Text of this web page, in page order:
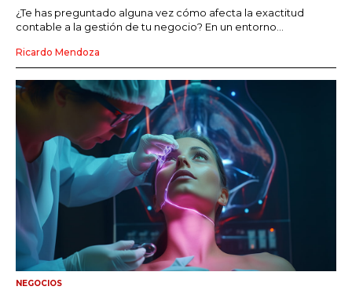
¿Te has preguntado alguna vez cómo afecta la exactitud
contable a la gestión de tu negocio? En un entorno...
Ricardo Mendoza
NEGOCIOS